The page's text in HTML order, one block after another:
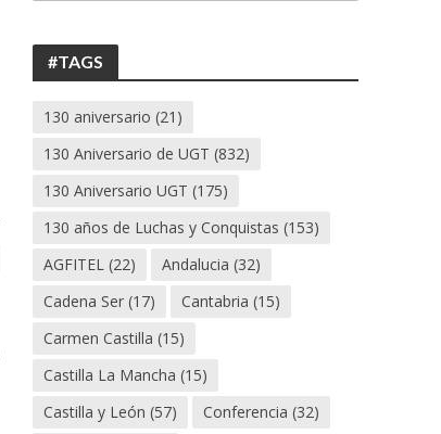
#TAGS
130 aniversario (21)
130 Aniversario de UGT (832)
130 Aniversario UGT (175)
130 años de Luchas y Conquistas (153)
AGFITEL (22) Andalucia (32)
Cadena Ser (17) Cantabria (15)
Carmen Castilla (15)
Castilla La Mancha (15)
Castilla y León (57) Conferencia (32)